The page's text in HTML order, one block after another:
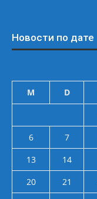
Новости по дате
M D
6
7
13
14
20
21